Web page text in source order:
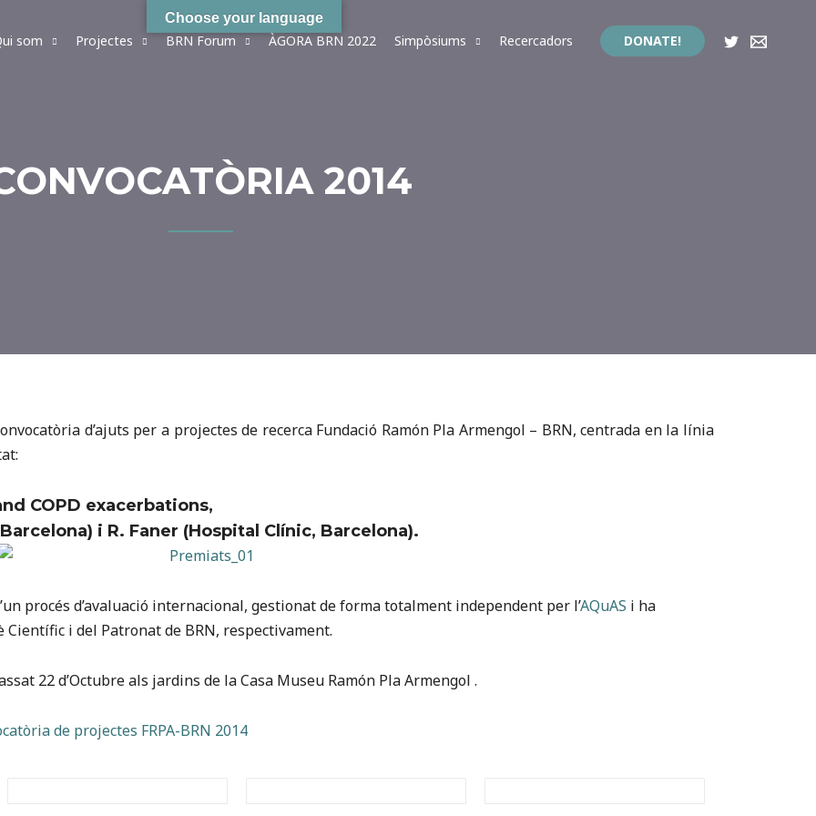
som Projectes BRN Forum ÀGORA BRN 2022 Simpòsiums Recercadors DONATE!
2014
d’ajuts per a projectes de recerca Fundació Ramón Pla Armengol – BRN, centrada en la línia
COPD exacerbations,
i R. Faner (Hospital Clínic, Barcelona).
procés d’avaluació internacional, gestionat de forma totalment independent per l’AQuAS i ha
i del Patronat de BRN, respectivament.
22 d’Octubreals jardins de la Casa Museu Ramón Pla Armengol .
de projectes FRPA-BRN 2014
Choose your language